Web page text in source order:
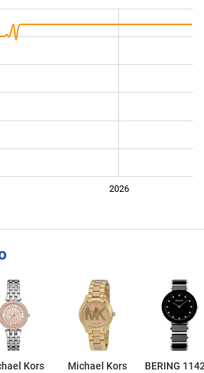
2026
Kors
Michael Kors
BERING